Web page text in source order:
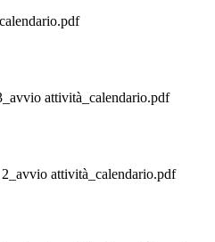
attività_calendario.pdf
attività_calendario.pdf